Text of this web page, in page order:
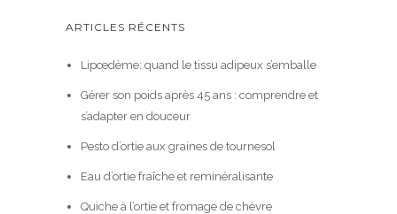
ARTICLES RÉCENTS
Lipœdème: quand le tissu adipeux s’emballe
Gérer son poids après 45 ans : comprendre et
s’adapter en douceur
Pesto d’ortie aux graines de tournesol
Eau d’ortie fraîche et reminéralisante
Quiche à l’ortie et fromage de chèvre